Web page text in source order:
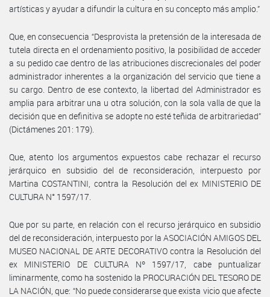
artísticas y ayudar a difundir la cultura en su concepto más amplio.”
Que, en consecuencia “Desprovista la pretensión de la interesada de
tutela directa en el ordenamiento positivo, la posibilidad de acceder
a su pedido cae dentro de las atribuciones discrecionales del poder
administrador inherentes a la organización del servicio que tiene a
su cargo. Dentro de ese contexto, la libertad del Administrador es
amplia para arbitrar una u otra solución, con la sola valla de que la
decisión que en definitiva se adopte no esté teñida de arbitrariedad”
(Dictámenes 201: 179).
Que, atento los argumentos expuestos cabe rechazar el recurso
jerárquico en subsidio del de reconsideración, interpuesto por
Martina COSTANTINI, contra la Resolución del ex MINISTERIO DE
CULTURA N° 1597/17.
Que por su parte, en relación con el recurso jerárquico en subsidio
del de reconsideración, interpuesto por la ASOCIACIÓN AMIGOS DEL
MUSEO NACIONAL DE ARTE DECORATIVO contra la Resolución del
ex MINISTERIO DE CULTURA Nº 1597/17, cabe puntualizar
liminarmente, como ha sostenido la PROCURACIÓN DEL TESORO DE
LA NACIÓN, que: “No puede considerarse que exista vicio que afecte